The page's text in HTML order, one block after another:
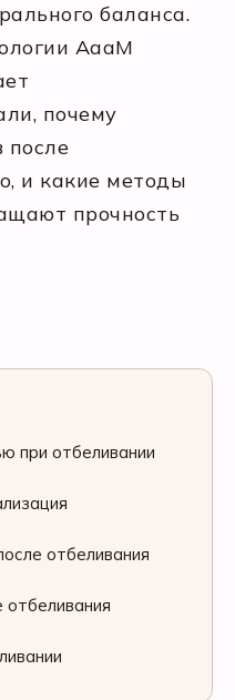
баланса.
АааМ
почему
после
и какие методы
прочность
при отбеливании
отбеливания